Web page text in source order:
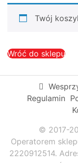
Twój
Wróć do sklepu
Regulamin
© 2017-
Operatorem
2220912514.